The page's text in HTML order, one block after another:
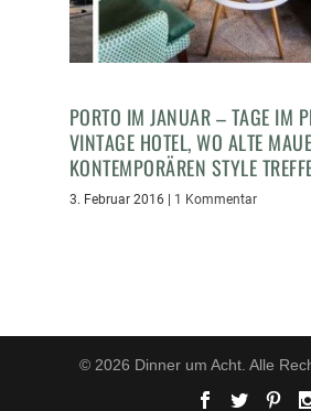
PORTO IM JANUAR – TAGE IM
VINTAGE HOTEL, WO ALTE
KONTEMPORÄREN STYLE
3. Februar 2016 1 Kommentar
© 2026 Dinner um Acht. Alle